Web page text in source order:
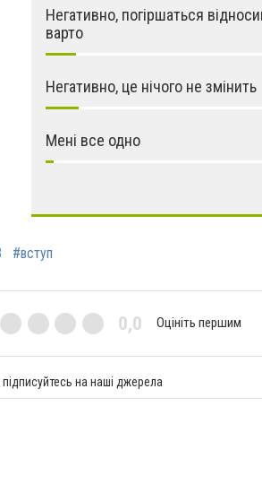
Негативно, погіршаться
варто
Негативно, це нічого не змінить
Мені все одно
#вступ
0,0 Оцініть першим
підписуйтесь на наші джерела